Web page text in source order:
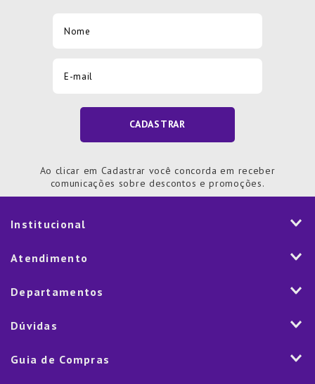
CADASTRAR
Ao clicar em Cadastrar você concorda em receber
comunicações sobre descontos e promoções.
Institucional
História
Nossas Lojas
Marketplace
Atendimento
Fale Conosco
Trocas e Devoluções
Departamentos
Mesa
Eletroportáteis
Dúvidas
Como Comprar
Guia de Compras